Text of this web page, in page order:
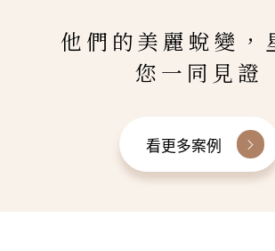
他們的美麗蛻變，
您一同見證
看更多案例